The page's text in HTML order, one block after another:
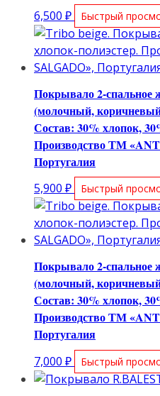
6,500 ₽ Быстрый
Покрывало 2-спальное
(молочный,
Состав: 30% хлопок,
Производство ТМ
Португалия
5,900 ₽ Быстрый
Покрывало 2-спальное
(молочный,
Состав: 30% хлопок,
Производство ТМ
Португалия
7,000 ₽ Быстрый